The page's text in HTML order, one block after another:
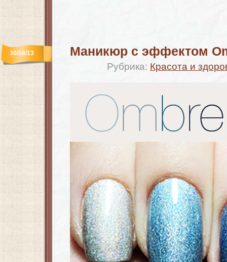
Маникюр с эффектом
Рубрика: Красота и
30/08/13